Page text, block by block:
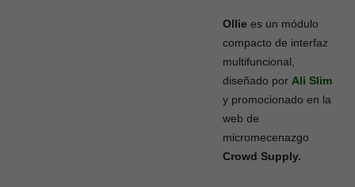
Ollie es un módulo
compacto de interfaz
multifuncional,
diseñado por Ali Slim
y promocionado en la
web de
micromecenazgo
Crowd Supply.